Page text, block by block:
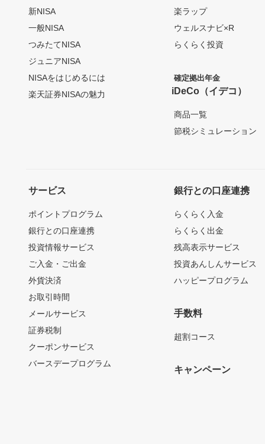
新NISA
一般NISA
つみたてNISA
ジュニアNISA
NISAをはじめるには
楽天証券NISAの魅力
楽ラップ
ウェルスナビ×R
らくらく投資
確定拠出年金
iDeCo（イデコ）
商品一覧
節税シミュレーション
サービス
ポイントプログラム
銀行との口座連携
投資情報サービス
ご入金・ご出金
外貨決済
お取引時間
メールサービス
証券税制
クーポンサービス
バースデープログラム
銀行との口座連携
らくらく入金
らくらく出金
残高表示サービス
投資あんしんサービス
ハッピープログラム
手数料
超割コース
キャンペーン